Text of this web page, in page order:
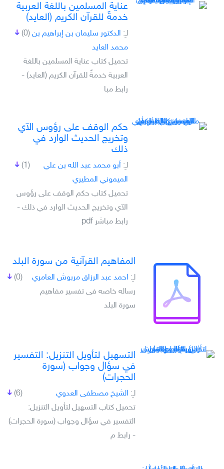
عناية المسلمين باللغة العربية
خدمةً للقرآن الكريم (العايد)
(0) لـِ: الدكتور سليمان بن إبراهيم بن
محمد العايد
تحميل كتاب عناية المسلمين باللغة
العربية خدمةً للقرآن الكريم (العايد) -
رابط مبا
حكم الوقف على رؤوس الآي
وتخريج الحديث الوارد في
ذلك
(1) لـِ: أبو محمد عبد الله بن علي
الميموني المطيري
تحميل كتاب حكم الوقف على رؤوس
الآي وتخريج الحديث الوارد في ذلك -
رابط مباشر pdf
المفاهيم القرآنية من سورة البلد
(0) لـِ: احمد عبد الرزاق مربوش العامري
رساله خاصه فى تفسير مفاهيم
سورة البلد
التسهيل لتأويل التنزيل: التفسير
في سؤال وجواب (سورة
الحجرات)
(6) لـِ: الشيخ مصطفى العدوي
تحميل كتاب التسهيل لتأويل التنزيل:
التفسير في سؤال وجواب (سورة الحجرات)
- رابط م